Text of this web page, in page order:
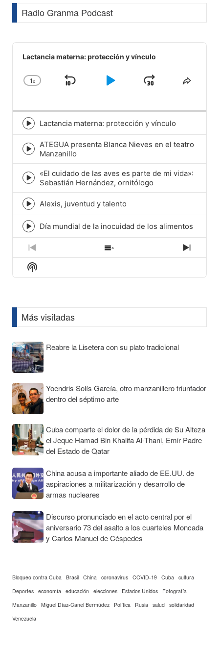
Radio Granma Podcast
Audio
Player
Lactancia materna: protección y vínculo
Change
1x
Skip
Play
JumpShare
Episode
play
icon
Lactancia materna: protección y vínculo
Episode
play
icon
ATEGUA presenta Blanca Nieves en el teatro
Manzanillo
Episode
play
icon
«El cuidado de las aves es parte de mi vida»:
Sebastián Hernández, ornitólogo
Episode
play
icon
Alexis, juventud y talento
Episode
play
icon
Día mundial de la inocuidad de los alimentos
Previous
Episode
Show
Episodes
Next
Show
Podcast
Más visitadas
Reabre la Lisetera con su plato tradicional
Yoendris Solís García, otro manzanillero triunfador
dentro del séptimo arte
Cuba comparte el dolor de la pérdida de Su Alteza
el Jeque Hamad Bin Khalifa Al-Thani, Emir Padre
del Estado de Qatar
China acusa a importante aliado de EE.UU. de
aspiraciones a militarización y desarrollo de
armas nucleares
Discurso pronunciado en el acto central por el
aniversario 73 del asalto a los cuarteles Moncada
y Carlos Manuel de Céspedes
Bloqueo contra Cuba Brasil China coronavirus COVID-19 Cuba
cultura
Deportes economía educación elecciones Estados Unidos
Fotografía
Manzanillo Miguel Díaz-Canel Bermúdez Política Rusia salud solidaridad
Venezuela